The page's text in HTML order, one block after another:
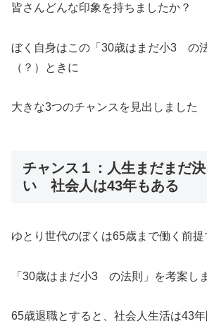
皆さんどんな印象を持ちましたか？
ぼく自身はこの「30歳はまだ小3 の
（？）ときに
大きな3つのチャンスを見出しました
チャンス１：人生まだまだ
い 社会人は43年もある
ゆとり世代のぼくは65歳まで働く前提
「30歳はまだ小3 の法則」を考案し
65歳退職とすると、社会人生活は43